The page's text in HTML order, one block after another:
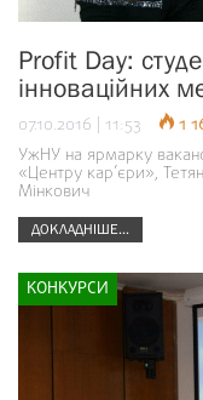
Profit Day:
інноваційних
07.10.2016 | 11:53 1
УжНУ на ярмарку
«Центру кар’єри»,
Мінкович
ДОКЛАДНІШЕ...
КОНКУРСИ